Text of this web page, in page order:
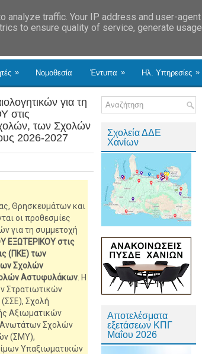
» Νομοθεσία Έντυπα » Ηλ. Υπηρεσίες »
για τη
στις
των Σχολών
2026-2027
Θρησκευμάτων και
οι προθεσμίες
για τη συμμετοχή
ΕΞΩΤΕΡΙΚΟΥ στις
(ΠΚΕ) των
Σχολών
Αστυφυλάκων . Η
Στρατιωτικών
(ΣΣΕ), Σχολή
Αξιωματικών
Ανωτάτων Σχολών
(ΣΜΥ),
Υπαξιωματικών
Σχολεία ΔΔΕ
Χανίων
Αποτελέσματα
εξετάσεων ΚΠΓ
Μαΐου 2026
traffic. Your IP address and user-agent
to ensure quality of service, generate usage